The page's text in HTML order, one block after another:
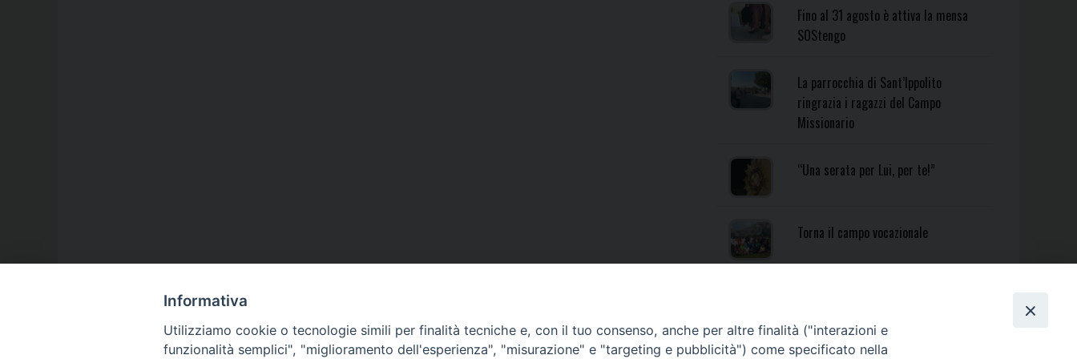
Fino al 31 agosto è attiva la mensa
SOStengo
La parrocchia di Sant’Ippolito
ringrazia i ragazzi del Campo
Missionario
“Una serata per Lui, per te!”
Torna il campo vocazionale
Informativa
Utilizziamo cookie o tecnologie simili per finalità tecniche e, con il tuo consenso, anche per altre finalità ("interazioni e
funzionalità semplici", "miglioramento dell'esperienza", "misurazione" e "targeting e pubblicità") come specificato nella